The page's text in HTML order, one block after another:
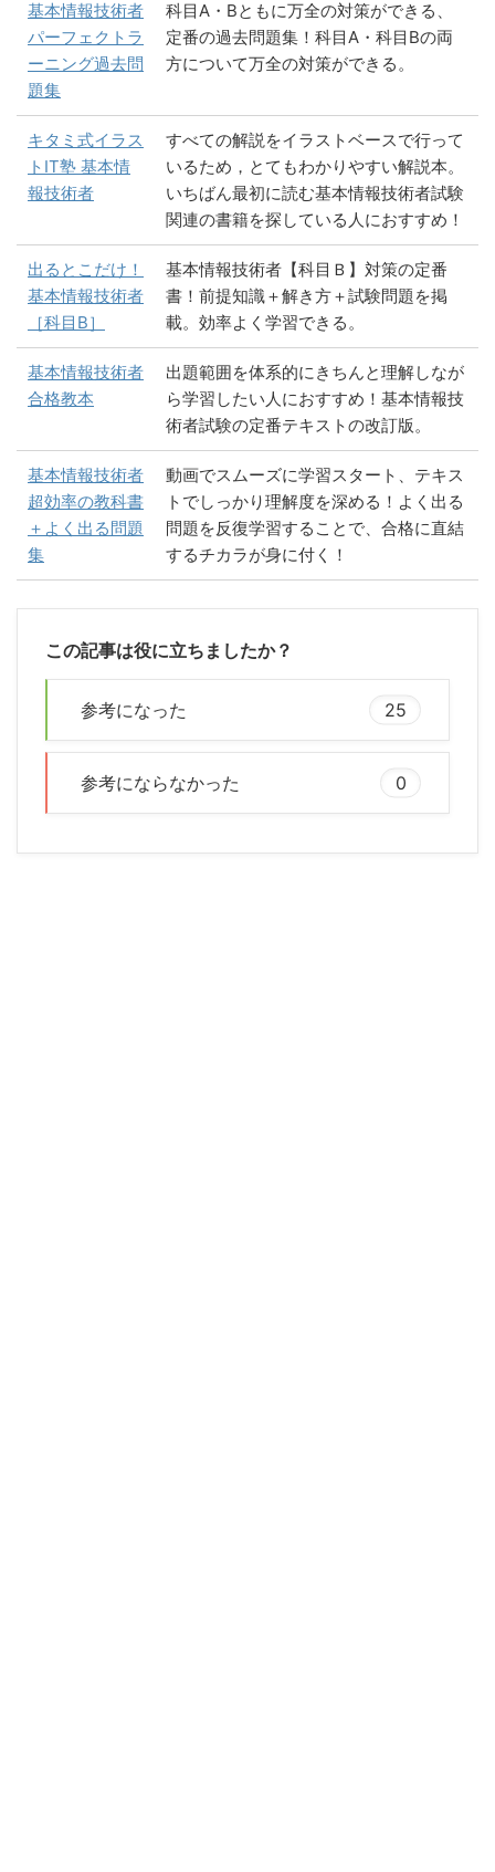
基本情報技術者
パーフェクトラ
ーニング過去問
題集
科目A・Bともに万全の対策ができる、
定番の過去問題集！科目A・科目Bの両
方について万全の対策ができる。
キタミ式イラス
トIT塾 基本情
報技術者
すべての解説をイラストベースで行って
いるため，とてもわかりやすい解説本。
いちばん最初に読む基本情報技術者試験
関連の書籍を探している人におすすめ！
出るとこだけ！
基本情報技術者
［科目B］
基本情報技術者【科目Ｂ】対策の定番
書！前提知識＋解き方＋試験問題を掲
載。効率よく学習できる。
基本情報技術者
合格教本
出題範囲を体系的にきちんと理解しなが
ら学習したい人におすすめ！基本情報技
術者試験の定番テキストの改訂版。
基本情報技術者
超効率の教科書
＋よく出る問題
集
動画でスムーズに学習スタート、テキス
トでしっかり理解度を深める！よく出る
問題を反復学習することで、合格に直結
するチカラが身に付く！
この記事は役に立ちましたか？
参考になった 25
参考にならなかった 0